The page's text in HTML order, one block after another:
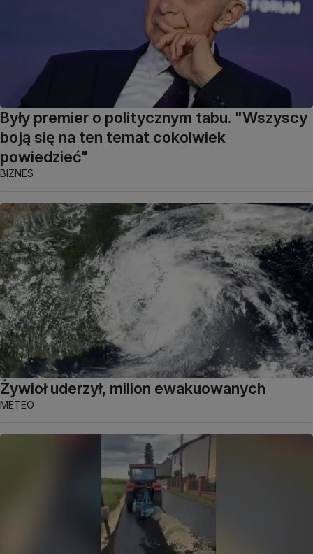
Były premier o politycznym tabu. "Wszyscy
boją się na ten temat cokolwiek
powiedzieć"
BIZNES
Żywioł uderzył, milion ewakuowanych
METEO